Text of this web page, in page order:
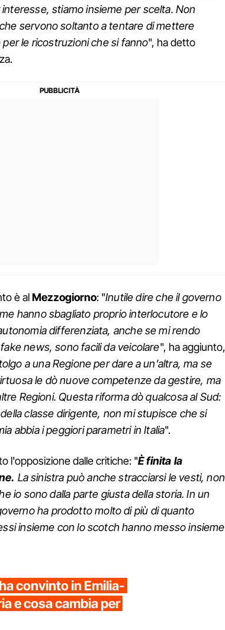
stiamo insieme per scelta. Non
servono soltanto a tentare di mettere
per le ricostruzioni che si fanno", ha detto
è alMezzogiorno: "Inutile dire che il governo
hanno sbagliato proprio interlocutore e lo
differenziata, anche se mi rendo
news, sono facili da veicolare", ha aggiunto,
a una Regione per dare a un'altra, ma se
le dò nuove competenze da gestire, ma
Regioni. Questa riforma dò qualcosa al Sud:
classe dirigente, non mi stupisce che si
abbia i peggiori parametri in Italia".
l'opposizione dalle critiche: "È finita la
La sinistra può anche stracciarsi le vesti, non
io sono dalla parte giusta della storia. In un
ha prodotto molto di più di quanto
insieme con lo scotch hanno messo insieme
convinto in Emilia-
e cosa cambia per